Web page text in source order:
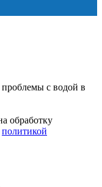
проблемы с водой в
обработку
политикой